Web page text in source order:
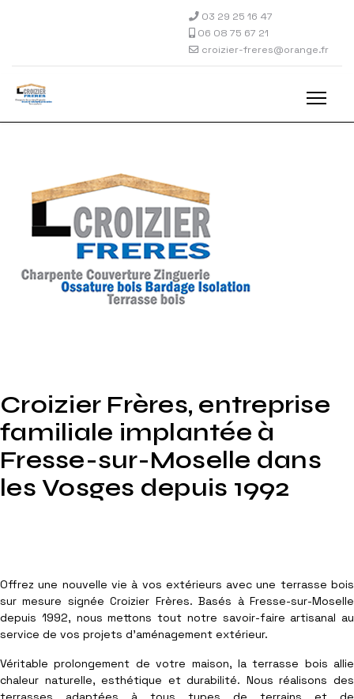
03 29 25 16 47
06 08 75 67 21
croizier-freres@orange.fr
Croizier Frères, entreprise
familiale implantée à
Fresse-sur-Moselle dans
les Vosges depuis 1992
Offrez une nouvelle vie à vos extérieurs avec une terrasse bois
sur mesure signée Croizier Frères. Basés à Fresse-sur-Moselle
depuis 1992, nous mettons tout notre savoir-faire artisanal au
service de vos projets d’aménagement extérieur.
Véritable prolongement de votre maison, la terrasse bois allie
chaleur naturelle, esthétique et durabilité. Nous réalisons des